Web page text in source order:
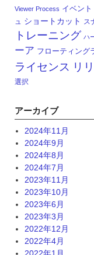
Viewer Process イベント
ュ ショートカット ス
トレーニング ハ
ーア フローティング
ライセンス リ
選択
アーカイブ
2024年11月
2024年9月
2024年8月
2024年7月
2023年11月
2023年10月
2023年6月
2023年3月
2022年12月
2022年4月
2022年1月